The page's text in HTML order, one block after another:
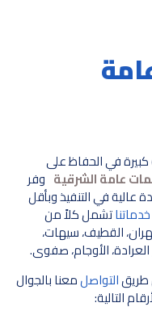
في الحفاظ على
عامة الشرقية وفر
عالية في التنفيذ وبأقل
خدماتناتشمل كلاً من
القطيف، سيهات،
العرادة، الأوجام، صفوى.
طريقالتواصلمعنا بالجوال
التالية: